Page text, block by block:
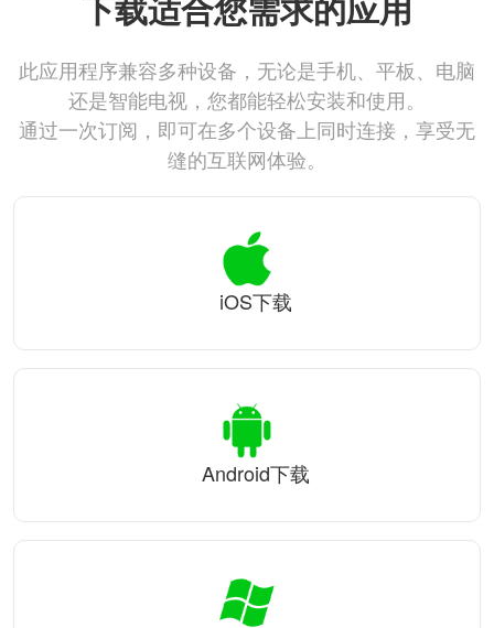
此应用程序兼容多种设备，无论是手机、平板、电脑
还是智能电视，您都能轻松安装和使用。
通过一次订阅，即可在多个设备上同时连接，享受无
缝的互联网体验。
iOS下载
Android下载